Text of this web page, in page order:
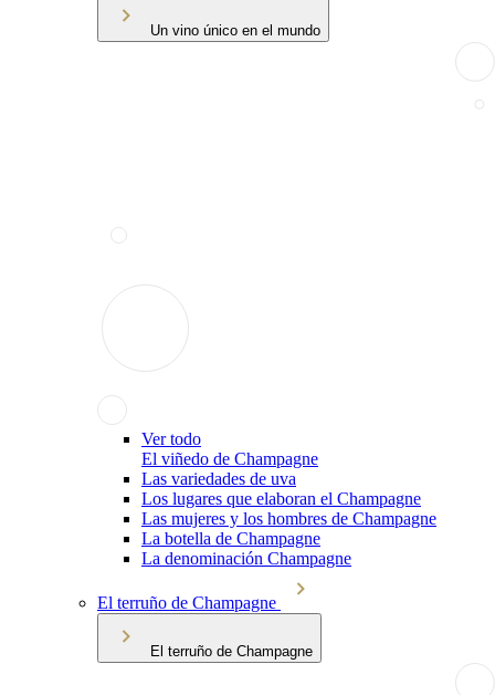
Un vino único en el mundo
Ver todo
El viñedo de Champagne
Las variedades de uva
Los lugares que elaboran el Champagne
Las mujeres y los hombres de Champagne
La botella de Champagne
La denominación Champagne
El terruño de Champagne
El terruño de Champagne